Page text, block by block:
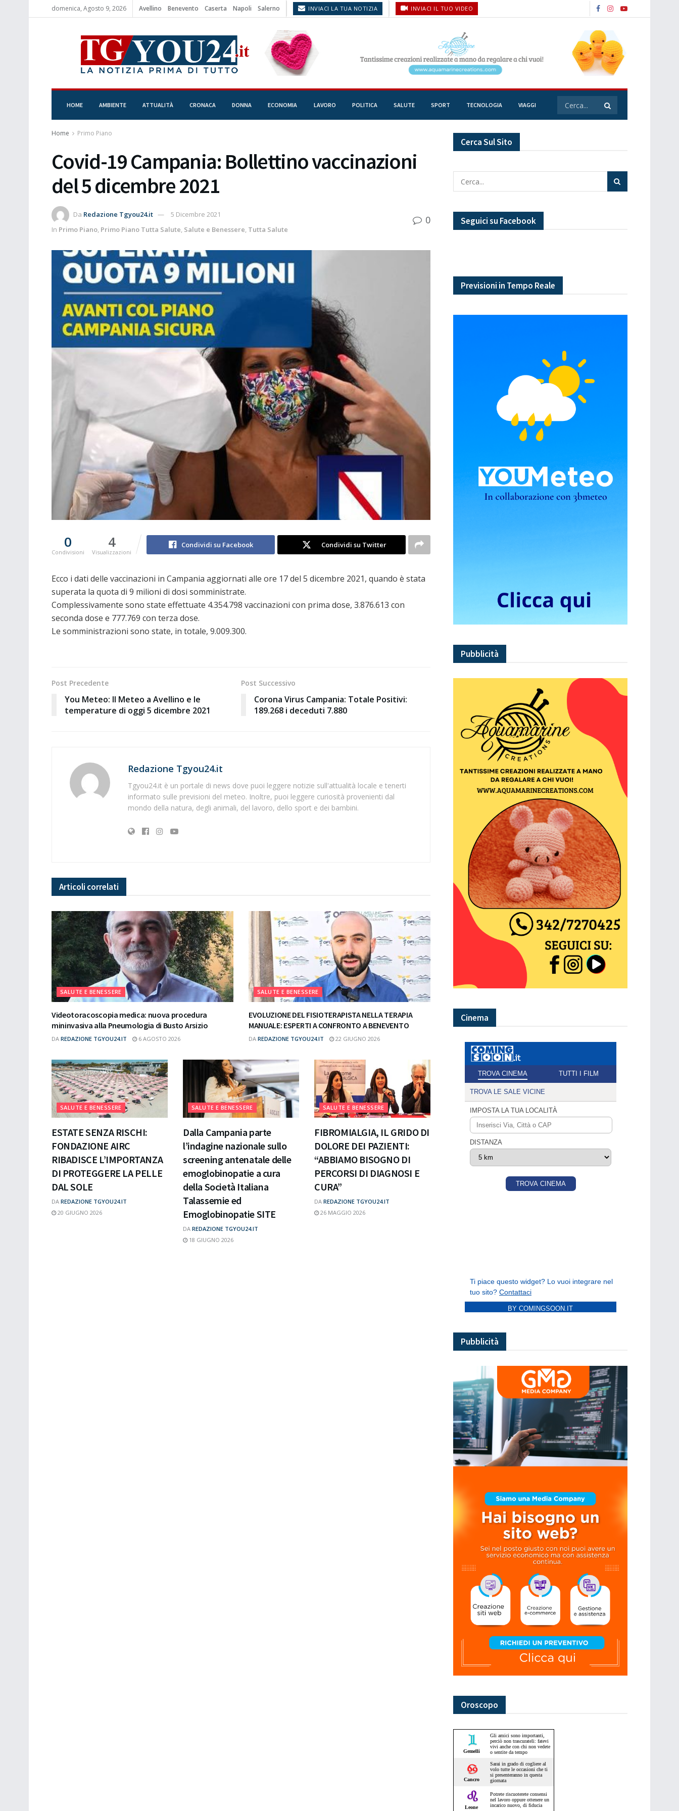
domenica, Agosto 9, 2026 Avellino Benevento Caserta Napoli Salerno INVIACI LA TUA NOTIZIA INVIACI IL TUO VIDEO
HOME AMBIENTE ATTUALITÀ CRONACA DONNA ECONOMIA LAVORO POLITICA SALUTE SPORT TECNOLOGIA VIAGGI
Home Primo Piano
Covid-19 Campania: Bollettino vaccinazioni
del 5 dicembre 2021
Da Redazione Tgyou24.it
5 Dicembre 2021
In Primo Piano, Primo Piano Tutta Salute, Salute e Benessere, Tutta Salute
0
0
Condivisioni
4
Visualizzazioni
Condividi su Facebook Condividi su Twitter
Ecco i dati delle vaccinazioni in Campania aggiornati alle ore 17 del 5 dicembre 2021, quando è stata
superata la quota di 9 milioni di dosi somministrate.
Complessivamente sono state effettuate 4.354.798 vaccinazioni con prima dose, 3.876.613 con
seconda dose e 777.769 con terza dose.
Le somministrazioni sono state, in totale, 9.009.300.
Post Precedente
You Meteo: Il Meteo a Avellino e le
temperature di oggi 5 dicembre 2021
Post Successivo
Corona Virus Campania: Totale Positivi:
189.268 i deceduti 7.880
Redazione Tgyou24.it
Tgyou24.it è un portale di news dove puoi leggere notizie sull'attualità locale e tenerti
informato sulle previsioni del meteo. Inoltre, puoi leggere curiosità provenienti dal
mondo della natura, degli animali, del lavoro, dello sport e dei bambini.
Articoli correlati
SALUTE E BENESSERE
Videotoracoscopia medica: nuova procedura
mininvasiva alla Pneumologia di Busto Arsizio
DA REDAZIONE TGYOU24.IT 6 AGOSTO 2026
SALUTE E BENESSERE
EVOLUZIONE DEL FISIOTERAPISTA NELLA TERAPIA
MANUALE: ESPERTI A CONFRONTO A BENEVENTO
DA REDAZIONE TGYOU24.IT 22 GIUGNO 2026
SALUTE E BENESSERE
ESTATE SENZA RISCHI:
FONDAZIONE AIRC
RIBADISCE L’IMPORTANZA
DI PROTEGGERE LA PELLE
DAL SOLE
DA REDAZIONE TGYOU24.IT
20 GIUGNO 2026
SALUTE E BENESSERE
Dalla Campania parte
l’indagine nazionale sullo
screening antenatale delle
emoglobinopatie a cura
della Società Italiana
Talassemie ed
Emoglobinopatie SITE
DA REDAZIONE TGYOU24.IT
18 GIUGNO 2026
SALUTE E BENESSERE
FIBROMIALGIA, IL GRIDO DI
DOLORE DEI PAZIENTI:
“ABBIAMO BISOGNO DI
PERCORSI DI DIAGNOSI E
CURA”
DA REDAZIONE TGYOU24.IT
26 MAGGIO 2026
Cerca Sul Sito
Seguici su Facebook
Previsioni in Tempo Reale
Pubblicità
Cinema
BY COMINGSOON.IT
Pubblicità
Oroscopo